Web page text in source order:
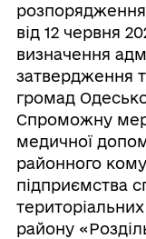
розпорядження
від 12 червня
визначення
затвердження
громад
Спроможну
медичної
районного
підприємства
району